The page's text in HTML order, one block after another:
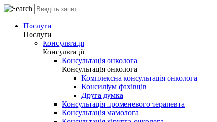
Послуги
Послуги
Консультації
Консультації
Консультація онколога
Консультація онколога
Комплексна консультація онколога
Консиліум фахівців
Друга думка
Консультація променевого терапевта
Консультація мамолога